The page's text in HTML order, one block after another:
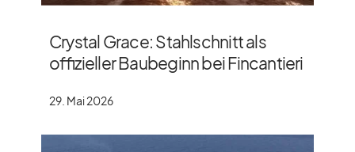
Crystal Grace: Stahlschnitt als
offizieller Baubeginn bei Fincantieri
29. Mai 2026